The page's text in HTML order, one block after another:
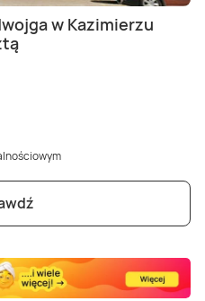
orientalny
w Kazimierzu